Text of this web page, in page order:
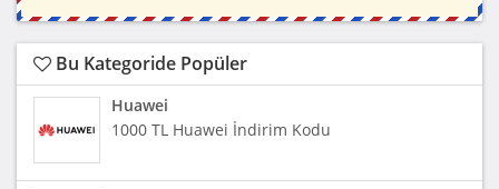
Bu Kategoride Popüler
Huawei
1000 TL Huawei İndirim Kodu